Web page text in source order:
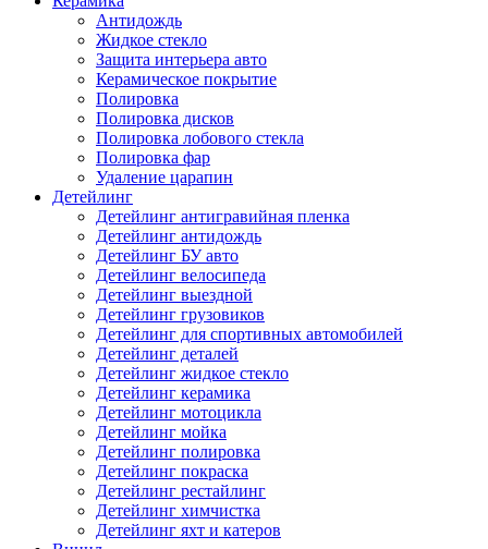
Антидождь
Жидкое стекло
Защита интерьера авто
Керамическое покрытие
Полировка
Полировка дисков
Полировка лобового стекла
Полировка фар
Удаление царапин
Детейлинг
Детейлинг антигравийная пленка
Детейлинг антидождь
Детейлинг БУ авто
Детейлинг велосипеда
Детейлинг выездной
Детейлинг грузовиков
Детейлинг для спортивных автомобилей
Детейлинг деталей
Детейлинг жидкое стекло
Детейлинг керамика
Детейлинг мотоцикла
Детейлинг мойка
Детейлинг полировка
Детейлинг покраска
Детейлинг рестайлинг
Детейлинг химчистка
Детейлинг яхт и катеров